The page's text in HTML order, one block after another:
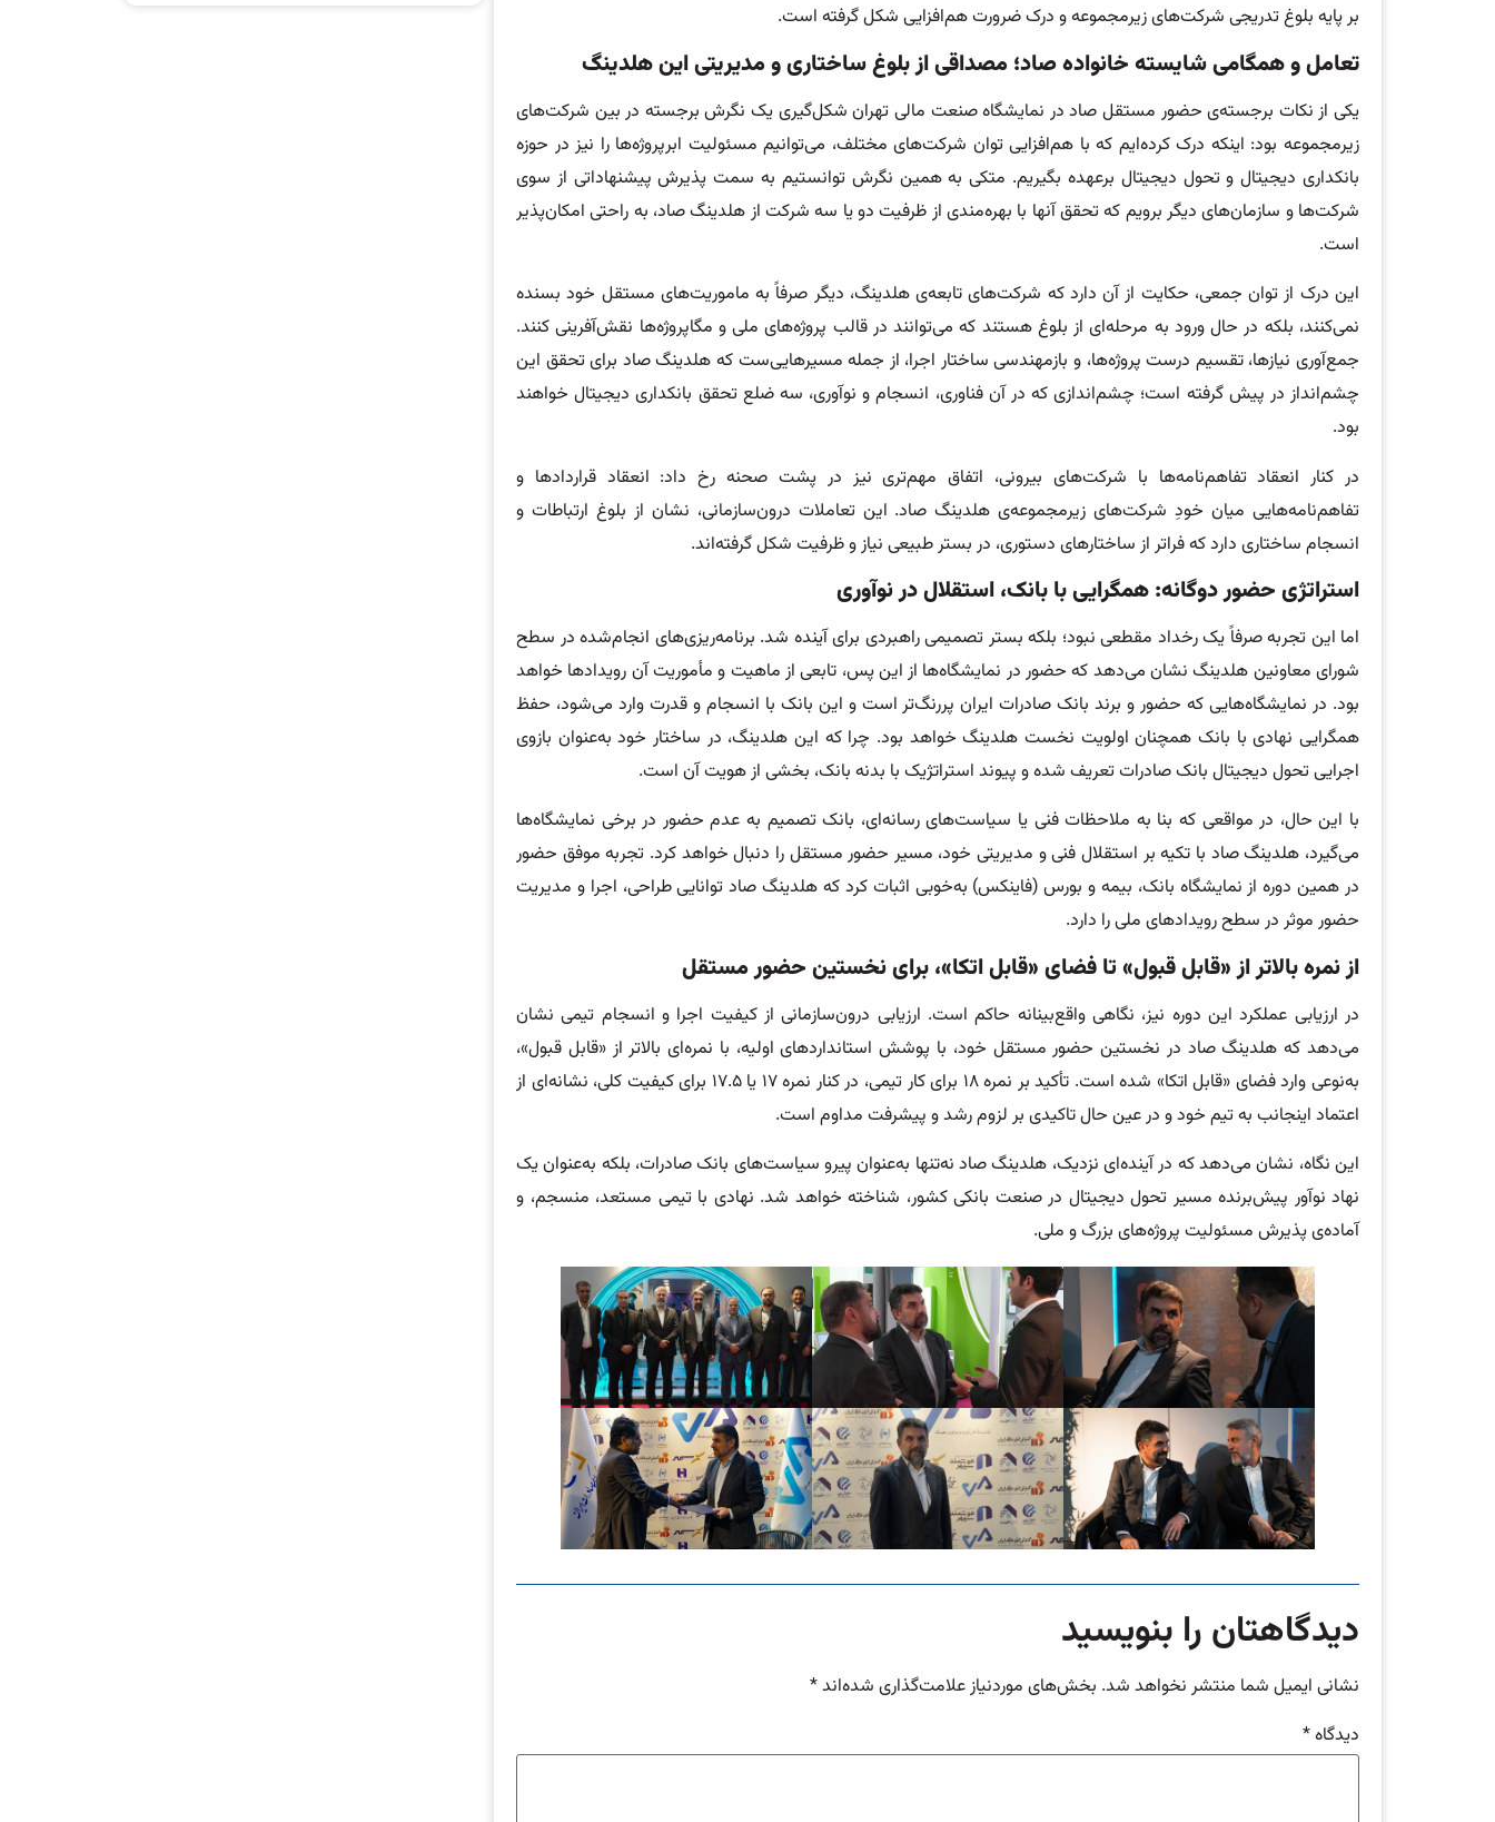
بر پایه بلوغ تدریجی شرکت‌های زیرمجموعه و درک ضرورت هم‌افزایی شکل گرفته است.
تعامل و همگامی شایسته خانواده صاد؛ مصداقی از بلوغ ساختاری و مدیریتی این هلدینگ
یکی از نکات برجسته‌ی حضور مستقل صاد در نمایشگاه صنعت مالی تهران شکل‌گیری یک نگرش برجسته در بین شرکت‌های
زیرمجموعه بود: اینکه درک کرده‌ایم که با هم‌افزایی توان شرکت‌های مختلف، می‌توانیم مسئولیت ابرپروژه‌ها را نیز در حوزه
بانکداری دیجیتال و تحول دیجیتال برعهده بگیریم. متکی به همین نگرش توانستیم به سمت پذیرش پیشنهاداتی از سوی
شرکت‌ها و سازمان‌های دیگر برویم که تحقق آنها با بهره‌مندی از ظرفیت دو یا سه شرکت از هلدینگ صاد، به راحتی امکان‌پذیر
است.
این درک از توان جمعی، حکایت از آن دارد که شرکت‌های تابعه‌ی هلدینگ، دیگر صرفاً به ماموریت‌های مستقل خود بسنده
نمی‌کنند، بلکه در حال ورود به مرحله‌ای از بلوغ هستند که می‌توانند در قالب پروژه‌های ملی و مگاپروژه‌ها نقش‌آفرینی کنند.
جمع‌آوری نیازها، تقسیم درست پروژه‌ها، و بازمهندسی ساختار اجرا، از جمله مسیرهایی‌ست که هلدینگ صاد برای تحقق این
چشم‌انداز در پیش گرفته است؛ چشم‌اندازی که در آن فناوری، انسجام و نوآوری، سه ضلع تحقق بانکداری دیجیتال خواهند
بود.
در کنار انعقاد تفاهم‌نامه‌ها با شرکت‌های بیرونی، اتفاق مهم‌تری نیز در پشت صحنه رخ داد: انعقاد قراردادها و
تفاهم‌نامه‌هایی میان خودِ شرکت‌های زیرمجموعه‌ی هلدینگ صاد. این تعاملات درون‌سازمانی، نشان از بلوغ ارتباطات و
انسجام ساختاری دارد که فراتر از ساختارهای دستوری، در بستر طبیعی نیاز و ظرفیت شکل گرفته‌اند.
استراتژی حضور دوگانه: همگرایی با بانک، استقلال در نوآوری
اما این تجربه صرفاً یک رخداد مقطعی نبود؛ بلکه بستر تصمیمی راهبردی برای آینده شد. برنامه‌ریزی‌های انجام‌شده در سطح
شورای معاونین هلدینگ نشان می‌دهد که حضور در نمایشگاه‌ها از این پس، تابعی از ماهیت و مأموریت آن رویدادها خواهد
بود. در نمایشگاه‌هایی که حضور و برند بانک صادرات ایران پررنگ‌تر است و این بانک با انسجام و قدرت وارد می‌شود، حفظ
همگرایی نهادی با بانک همچنان اولویت نخست هلدینگ خواهد بود. چرا که این هلدینگ، در ساختار خود به‌عنوان بازوی
اجرایی تحول دیجیتال بانک صادرات تعریف شده و پیوند استراتژیک با بدنه بانک، بخشی از هویت آن است.
با این حال، در مواقعی که بنا به ملاحظات فنی یا سیاست‌های رسانه‌ای، بانک تصمیم به عدم حضور در برخی نمایشگاه‌ها
می‌گیرد، هلدینگ صاد با تکیه بر استقلال فنی و مدیریتی خود، مسیر حضور مستقل را دنبال خواهد کرد. تجربه موفق حضور
در همین دوره از نمایشگاه بانک، بیمه و بورس (فاینکس) به‌خوبی اثبات کرد که هلدینگ صاد توانایی طراحی، اجرا و مدیریت
حضور موثر در سطح رویدادهای ملی را دارد.
از نمره بالاتر از «قابل قبول» تا فضای «قابل اتکا»، برای نخستین حضور مستقل
در ارزیابی عملکرد این دوره نیز، نگاهی واقع‌بینانه حاکم است. ارزیابی درون‌سازمانی از کیفیت اجرا و انسجام تیمی نشان
می‌دهد که هلدینگ صاد در نخستین حضور مستقل خود، با پوشش استانداردهای اولیه، با نمره‌ای بالاتر از «قابل قبول»،
به‌نوعی وارد فضای «قابل اتکا» شده است. تأکید بر نمره ۱۸ برای کار تیمی، در کنار نمره ۱۷ یا ۱۷.۵ برای کیفیت کلی، نشانه‌ای از
اعتماد اینجانب به تیم خود و در عین حال تاکیدی بر لزوم رشد و پیشرفت مداوم است.
این نگاه، نشان می‌دهد که در آینده‌ای نزدیک، هلدینگ صاد نه‌تنها به‌عنوان پیرو سیاست‌های بانک صادرات، بلکه به‌عنوان یک
نهاد نوآور پیش‌برنده مسیر تحول دیجیتال در صنعت بانکی کشور، شناخته خواهد شد. نهادی با تیمی مستعد، منسجم، و
آماده‌ی پذیرش مسئولیت پروژه‌های بزرگ و ملی.
دیدگاهتان را بنویسید
نشانی ایمیل شما منتشر نخواهد شد. بخش‌های موردنیاز علامت‌گذاری شده‌اند*
دیدگاه*